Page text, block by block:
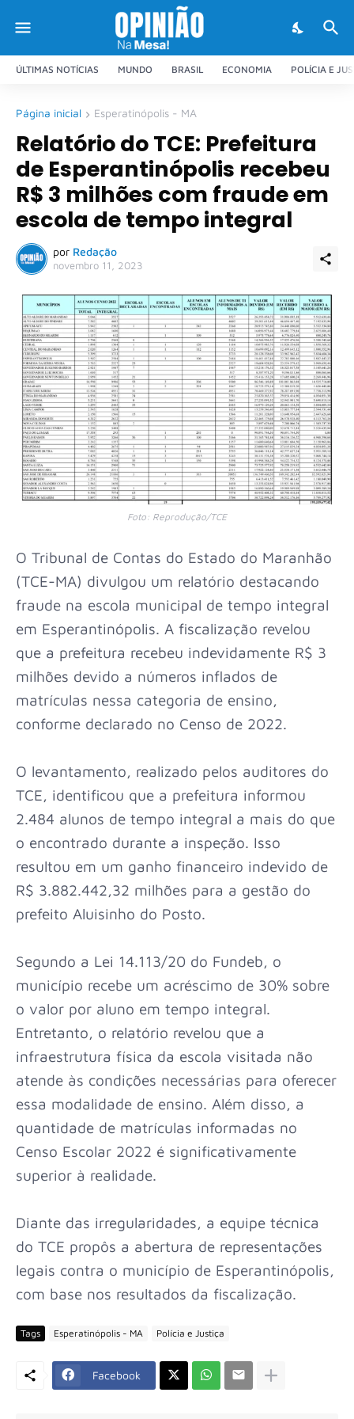
ÚLTIMAS NOTÍCIAS MUNDO BRASIL ECONOMIA POLÍCIA E
Página inicial Esperatinópolis - MA
Relatório do TCE: Prefeitura
de Esperantinópolis recebeu
R$ 3 milhões com fraude em
escola de tempo integral
por Redação
novembro 11, 2023
Foto: Reprodução/TCE
O Tribunal de Contas do Estado do Maranhão
(TCE-MA) divulgou um relatório destacando
fraude na escola municipal de tempo integral
em Esperantinópolis. A fiscalização revelou
que a prefeitura recebeu indevidamente R$ 3
milhões devido a números inflados de
matrículas nessa categoria de ensino,
conforme declarado no Censo de 2022.
O levantamento, realizado pelos auditores do
TCE, identificou que a prefeitura informou
2.484 alunos de tempo integral a mais do que
o encontrado durante a inspeção. Isso
resultou em um ganho financeiro indevido de
R$ 3.882.442,32 milhões para a gestão do
prefeito Aluisinho do Posto.
Segundo a Lei 14.113/20 do Fundeb, o
município recebe um acréscimo de 30% sobre
o valor por aluno em tempo integral.
Entretanto, o relatório revelou que a
infraestrutura física da escola visitada não
atende às condições necessárias para oferecer
essa modalidade de ensino. Além disso, a
quantidade de matrículas informadas no
Censo Escolar 2022 é significativamente
superior à realidade.
Diante das irregularidades, a equipe técnica
do TCE propôs a abertura de representações
legais contra o município de Esperantinópolis,
com base nos resultados da fiscalização.
Tags Esperatinópolis - MA Polícia e Justiça
Facebook